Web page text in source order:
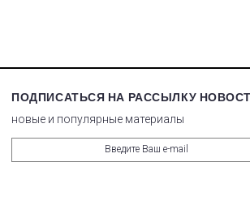
ПОДПИСАТЬСЯ НА РАССЫЛКУ
новые и популярные материалы